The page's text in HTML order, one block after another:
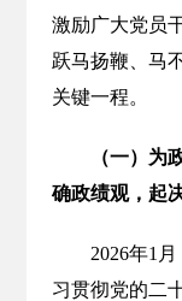
激励广大党员
跃马扬鞭、马
关键一程。
（一）
确政绩观，起
2026年1
习贯彻党的二